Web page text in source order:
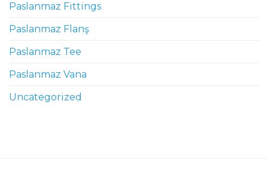
Paslanmaz Fittings
Paslanmaz Flanş
Paslanmaz Tee
Paslanmaz Vana
Uncategorized